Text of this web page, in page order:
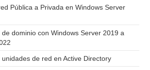
Pública a Privada en Windows Server
dominio con Windows Server 2019 a
de red en Active Directory